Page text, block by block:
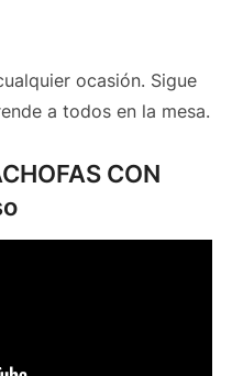
ocasión. Sigue
a todos en la mesa.
CON